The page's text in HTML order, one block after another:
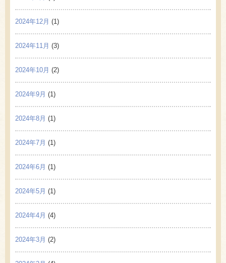
2024年12月 (1)
2024年11月 (3)
2024年10月 (2)
2024年9月 (1)
2024年8月 (1)
2024年7月 (1)
2024年6月 (1)
2024年5月 (1)
2024年4月 (4)
2024年3月 (2)